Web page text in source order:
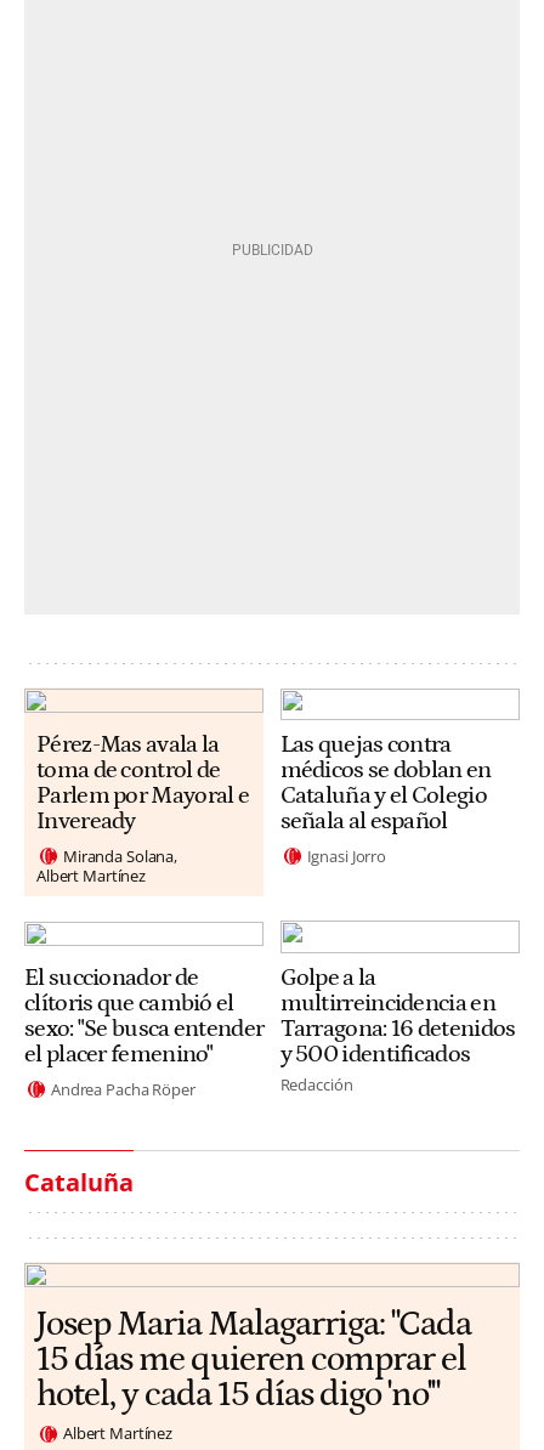
Pérez-Mas avala la
toma de control de
Parlem por Mayoral e
Inveready
Miranda Solana
Albert Martínez
Las quejas contra
médicos se doblan en
Cataluña y el Colegio
señala al español
Ignasi Jorro
El succionador de
clítoris que cambió el
sexo: "Se busca entender
el placer femenino"
Andrea Pacha Röper
Golpe a la
multirreincidencia en
Tarragona: 16 detenidos
y 500 identificados
Redacción
Cataluña
​​Josep Maria Malagarriga: "Cada
15 días me quieren comprar el
hotel, y cada 15 días digo 'no'"
Albert Martínez